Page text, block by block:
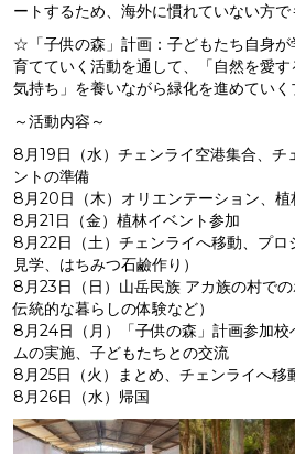
ートするため、海外に慣れていない方で
☆「子供の森」計画：子どもたち自身が
育てていく活動を通して、「自然を愛
気持ち」を養いながら緑化を進めていく
～活動内容～
8月19日（水）チェンライ空港集合、チ
ントの準備
8月20日（木）オリエンテーション、植
8月21日（金）植林イベント参加
8月22日（土）チェンライへ移動、プ
見学、はちみつ石鹼作り）
8月23日（日）山岳民族 アカ族の村での
伝統的な暮らしの体験など）
8月24日（月）「子供の森」計画参加校
ムの実施、子どもたちとの交流
8月25日（火）まとめ、チェンライへ移
8月26日（水）帰国